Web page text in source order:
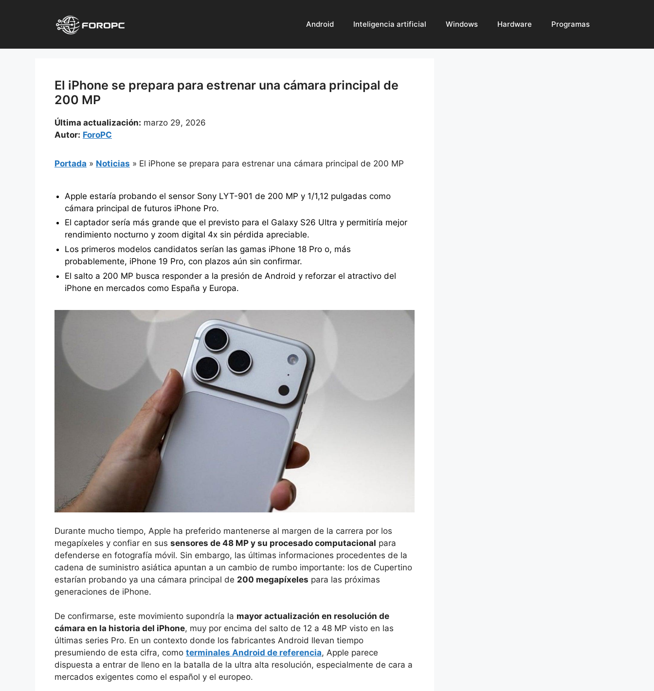
Android Inteligencia artificial Windows Hardware Programas
El iPhone se prepara para estrenar una cámara principal de
200 MP
Última actualización: marzo 29, 2026
Autor: ForoPC
Portada » Noticias » El iPhone se prepara para estrenar una cámara principal de 200 MP
Apple estaría probando el sensor Sony LYT-901 de 200 MP y 1/1,12 pulgadas como
cámara principal de futuros iPhone Pro.
El captador sería más grande que el previsto para el Galaxy S26 Ultra y permitiría mejor
rendimiento nocturno y zoom digital 4x sin pérdida apreciable.
Los primeros modelos candidatos serían las gamas iPhone 18 Pro o, más
probablemente, iPhone 19 Pro, con plazos aún sin confirmar.
El salto a 200 MP busca responder a la presión de Android y reforzar el atractivo del
iPhone en mercados como España y Europa.
Durante mucho tiempo, Apple ha preferido mantenerse al margen de la carrera por los
megapíxeles y confiar en sus sensores de 48 MP y su procesado computacional para
defenderse en fotografía móvil. Sin embargo, las últimas informaciones procedentes de la
cadena de suministro asiática apuntan a un cambio de rumbo importante: los de Cupertino
estarían probando ya una cámara principal de 200 megapíxeles para las próximas
generaciones de iPhone.
De confirmarse, este movimiento supondría la mayor actualización en resolución de
cámara en la historia del iPhone, muy por encima del salto de 12 a 48 MP visto en las
últimas series Pro. En un contexto donde los fabricantes Android llevan tiempo
presumiendo de esta cifra, como terminales Android de referencia, Apple parece
dispuesta a entrar de lleno en la batalla de la ultra alta resolución, especialmente de cara a
mercados exigentes como el español y el europeo.